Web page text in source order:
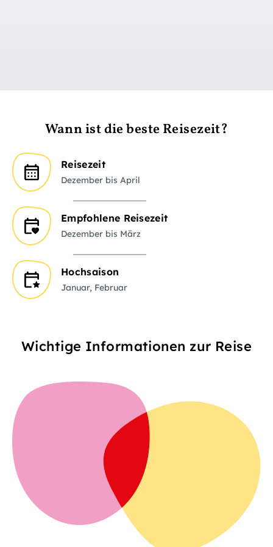
Wann ist die beste Reisezeit?
Reisezeit
Dezember bis April
Empfohlene Reisezeit
Dezember bis März
Hochsaison
Januar, Februar
Wichtige Informationen zur Reise